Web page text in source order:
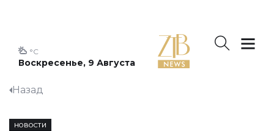
Воскресенье, 9 Августа
°C
Назад
НОВОСТИ